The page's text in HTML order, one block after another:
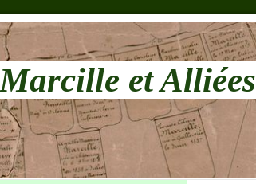
et Alliées